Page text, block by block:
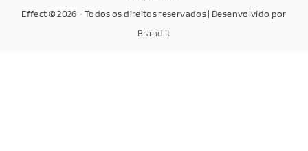
Effect © 2026 - Todos os direitos reservados | Desenvolvido por
Brand.It